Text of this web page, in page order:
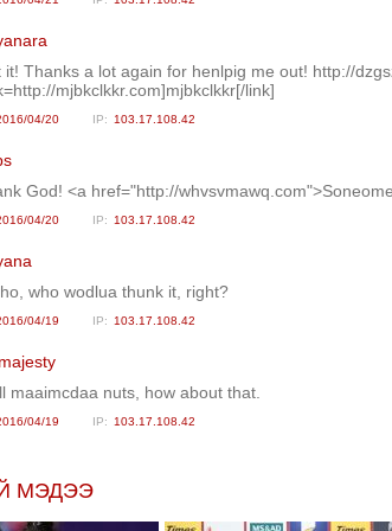
it! Thanks a lot again for henlpig me out! http://
mjbkclkkr.com]mjbkclkkr[/link]
04/20 103.17.108.42
God! <a href="http://
04/20 103.17.108.42
who wodlua thunk it, right?
04/19 103.17.108.42
maaimcdaa nuts, how about that.
04/19 103.17.108.42
МЭДЭЭ